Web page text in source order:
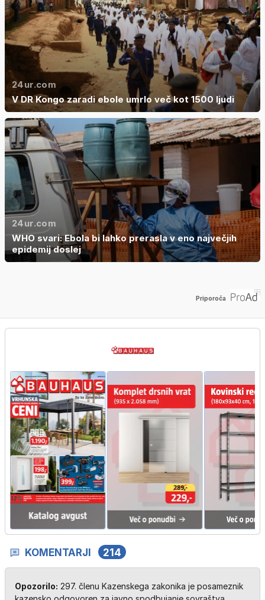
24ur.com
V DR Kongo zaradi ebole umrlo več kot 1500 ljudi
24ur.com
WHO svari: Ebola bi lahko prerasla v eno največjih
epidemij doslej
Priporoča
KOMENTARJI 214
Opozorilo: 297. členu Kazenskega zakonika je posameznik